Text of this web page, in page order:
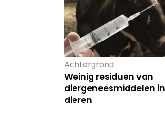
Achtergrond
Weinig residuen van
diergeneesmiddelen in
dieren